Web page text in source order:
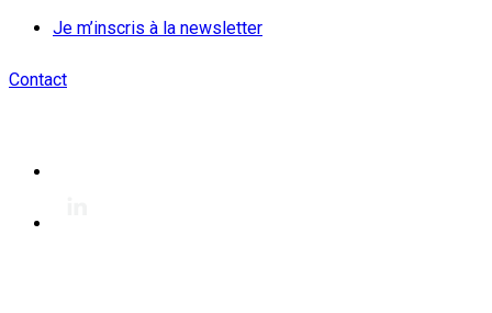
Je m’inscris à la newsletter
Contact